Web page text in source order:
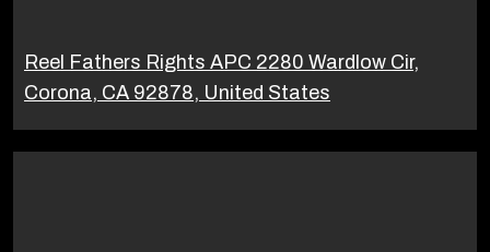
Reel Fathers Rights APC 2280 Wardlow Cir,
Corona, CA 92878, United States